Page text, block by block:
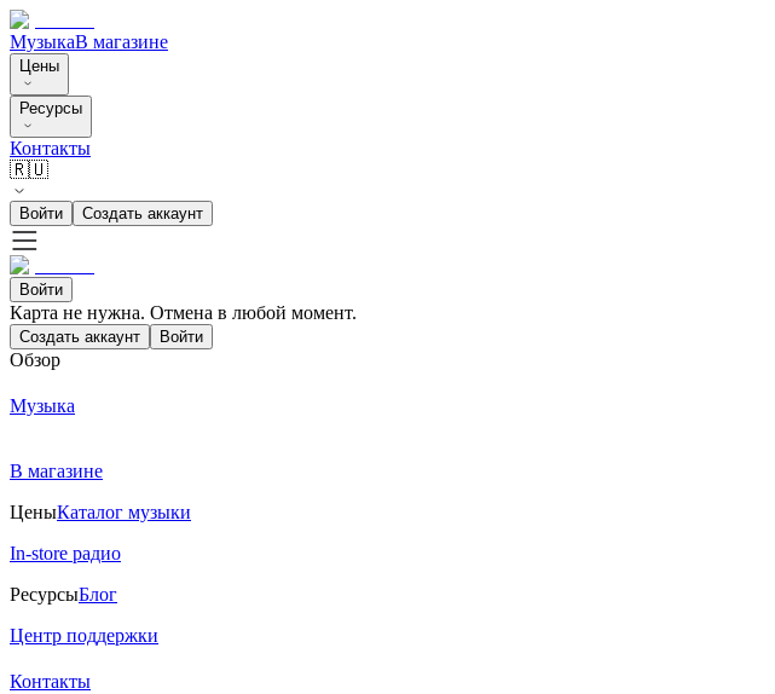
МузыкаВ магазине
Цены
Ресурсы
Контакты
🇷🇺
Войти Создать аккаунт
Войти
Карта не нужна. Отмена в любой момент.
Создать аккаунт Войти
Обзор
Музыка
В магазине
ЦеныКаталог музыки
In-store радио
РесурсыБлог
Центр поддержки
Контакты